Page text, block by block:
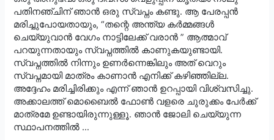
പതിനഞ്ചിന് ഞാൻ ഒരു സ്വപ്നം കണ്ടു. ആ പേരപ്പൻ
മരിച്ചുപോയതായും, “തന്റെ അന്ത്യ കർമ്മങ്ങൾ
ചെയ്യുവാൻ വേഗം നാട്ടിലേക്ക് വരാൻ ” ആത്മാവ്
പറയുന്നതായും സ്വപ്നത്തിൽ കാണുകയുണ്ടായി.
സ്വപ്നത്തിൽ നിന്നും ഉണർന്നെങ്കിലും അത് വെറും
സ്വപ്നമായി മാത്രം കാണാൻ എനിക്ക് കഴിഞ്ഞില്ല.
അദ്ദേഹം മരിച്ചിരിക്കും എന്ന് ഞാൻ ഉറപ്പായി വിശ്വസിച്ചു.
അക്കാലത്ത് മൊബൈൽ ഫോൺ വളരെ ചുരുക്കം പേർക്ക്
മാത്രമേ ഉണ്ടായിരുന്നുള്ളൂ. ഞാൻ ജോലി ചെയ്യുന്ന
സ്ഥാപനത്തിൽ …